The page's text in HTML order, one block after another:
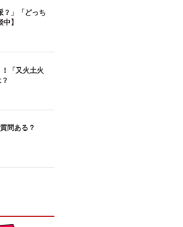
？」「どっち
】
「又火土火
問ある？